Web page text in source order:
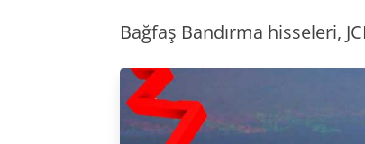
Bağfaş Bandırma hisseleri,